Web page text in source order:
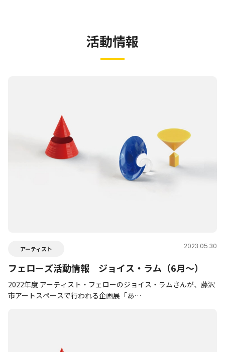
活動情報
アーティスト 2023.05.30
フェローズ活動情報 ジョイス・ラム（6月～）
2022年度 アーティスト・フェローのジョイス・ラムさんが、藤沢
市アートスペースで行われる企画展「あ…